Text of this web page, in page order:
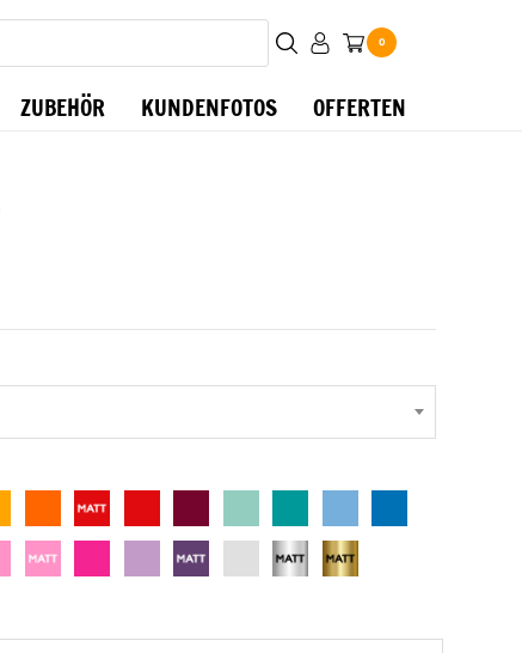
0
ZUBEHÖR KUNDENFOTOS OFFERTEN